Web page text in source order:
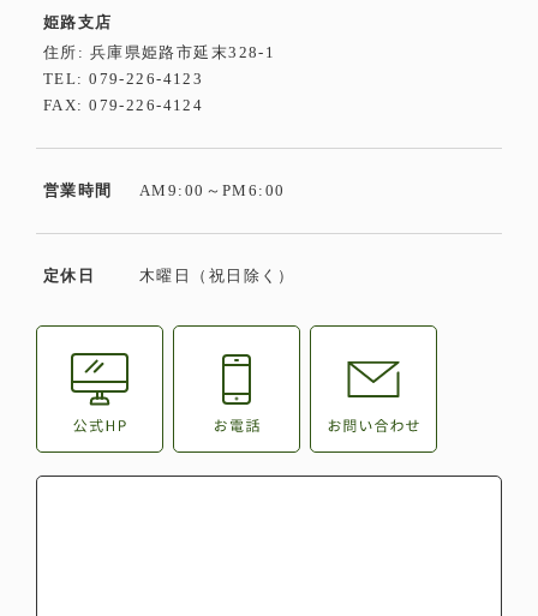
姫路支店
住所: 兵庫県姫路市延末328-1
TEL:079-226-4123
FAX: 079-226-4124
営業時間 AM9:00～PM6:00
定休日 木曜日（祝日除く）